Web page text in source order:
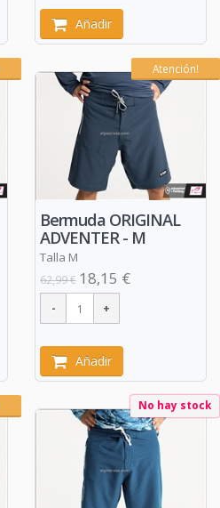
Añadir
Atención!
Bermuda ORIGINAL
ADVENTER - M
Talla M
62,99 € 18,15 €
Añadir
No hay stock